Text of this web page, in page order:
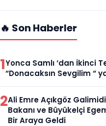
🔥 Son Haberler
1Yonca Samlı ‘dan İkinci
“Donacaksın Sevgilim “
2Ali Emre Açıkgöz
Bakanı ve Büyükelçi
Bir Araya Geldi